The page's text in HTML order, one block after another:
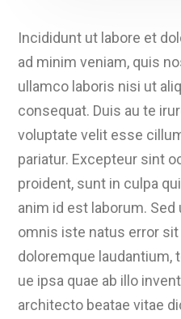
Incididunt ut labore et
ad minim veniam, quis
ullamco laboris nisi ut
consequat. Duis au te
voluptate velit esse
pariatur. Excepteur sint
proident, sunt in culpa
anim id est laborum.
omnis iste natus error
doloremque laudantium,
ue ipsa quae ab illo
architecto beatae vitae